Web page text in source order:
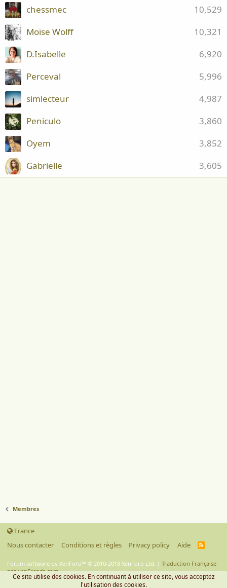
10,529
chessmec
10,321
Moïse Wolff
6,920
D.Isabelle
5,996
Perceval
4,987
simlecteur
3,860
Peniculo
3,852
Oyem
3,605
Gabrielle
Membres
France
Nous contacter
Conditions et règles Privacy policy Aide
R
S
Forum software by XenForo™ © 2010-2018 XenForo Ltd. | Traduction Française
par xenFrench.com.
Ce site utilise des cookies. En continuant à utiliser ce site, vous acceptez
l'utilisation des cookies.